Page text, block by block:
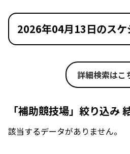
2026年04月13日のスケ
詳細検索はこ
「補助競技場」絞り込み
該当するデータがありません。